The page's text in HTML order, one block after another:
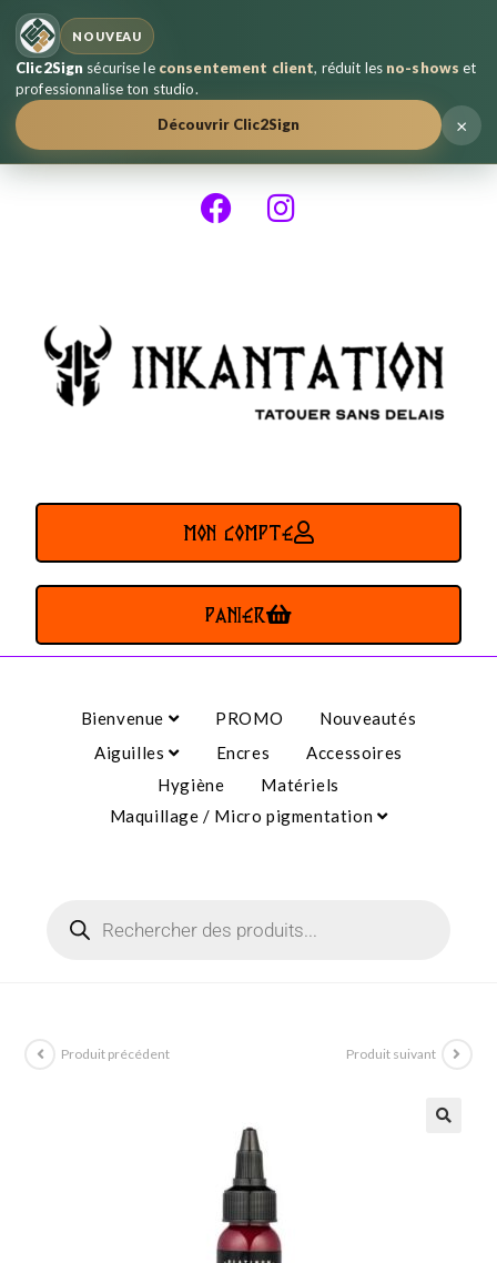
NOUVEAU
Clic2Sign sécurise le consentement client, réduit les no-shows et
professionnalise ton studio.
Découvrir Clic2Sign
×
MON COMPTE
PANIER
Bienvenue PROMO
Nouveautés
Aiguilles
Encres
Accessoires
Hygiène
Matériels
Maquillage / Micro pigmentation
Produit précédent Produit suivant